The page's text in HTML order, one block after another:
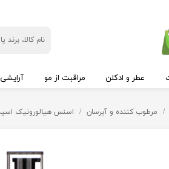
عطر و ادکلن مراقبت از مو آرایشی
مرطوب کننده و آبرسان اسنس هیالورونیک اسید